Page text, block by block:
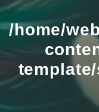
/home/